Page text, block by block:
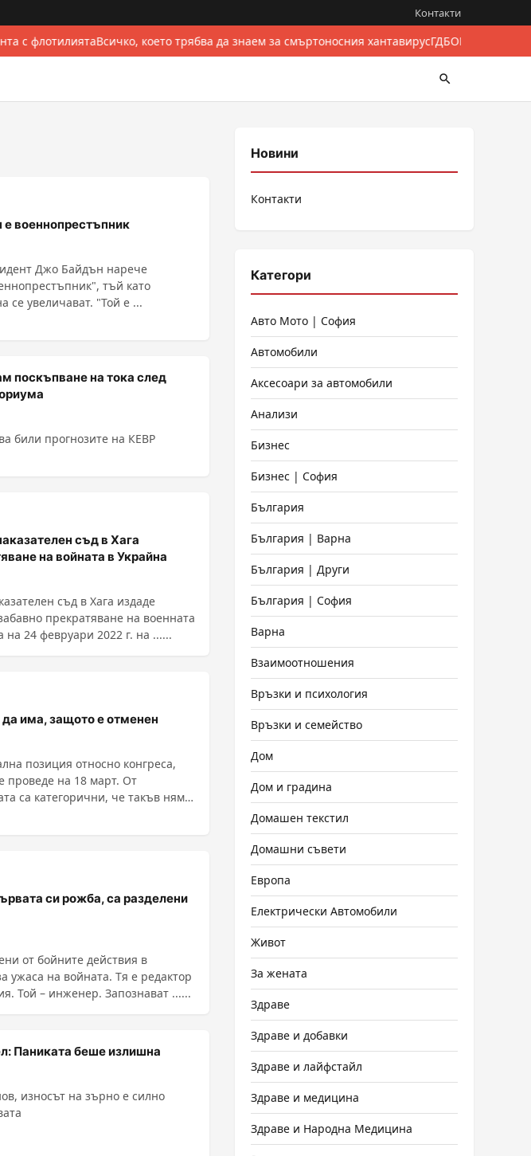
Контакти
с флотилиятаВсичко, което трябва да знаем за смъртоносния хантавирусГДБОП разби
военнопрестъпник
Джо Байдън нарече
тъй като
се увеличават. "Той е ...
поскъпване на тока след
били прогнозите на КЕВР
съд в Хага
на войната в Украйна
съд в Хага издаде
прекратяване на военната
24 февруари 2022 г. на ......
има, защото е отменен
позиция относно конгреса,
проведе на 18 март. От
са категорични, че такъв няма
си рожба, са разделени
от бойните действия в
на войната. Тя е редактор
Той – инженер. Запознават ......
Паниката беше излишна
износът на зърно е силно
Новини
Контакти
Категори
Авто Мото | София
Автомобили
Аксесоари за автомобили
Анализи
Бизнес
Бизнес | София
България
България | Варна
България | Други
България | София
Варна
Взаимоотношения
Връзки и психология
Връзки и семейство
Дом
Дом и градина
Домашен текстил
Домашни съвети
Европа
Електрически Автомобили
Живот
За жената
Здраве
Здраве и добавки
Здраве и лайфстайл
Здраве и медицина
Здраве и Народна Медицина